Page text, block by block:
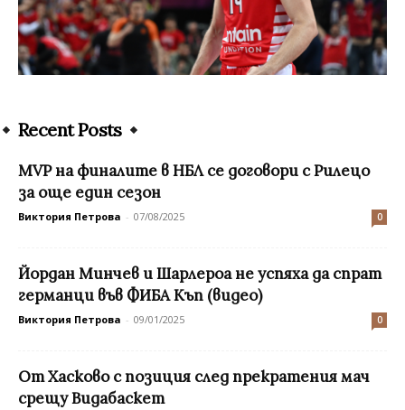
Recent Posts
MVP на финалите в НБЛ се договори с Рилецо
за още един сезон
Виктория Петрова - 07/08/2025 0
Йордан Минчев и Шарлероа не успяха да спрат
германци във ФИБА Къп (видео)
Виктория Петрова - 09/01/2025 0
От Хасково с позиция след прекратения мач
срещу Видабаскет